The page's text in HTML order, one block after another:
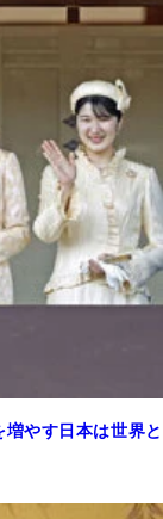
増やす日本は世界と